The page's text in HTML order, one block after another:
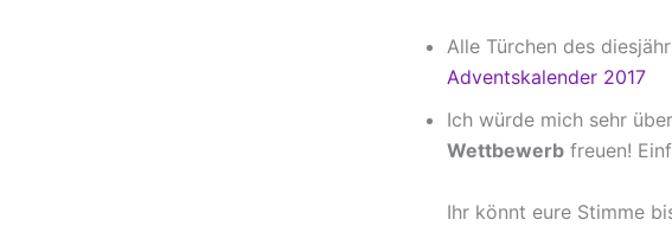
Alle Türchen des
Adventskalender 2017
Ich würde mich sehr
Wettbewerb freuen!
Ihr könnt eure Stimme